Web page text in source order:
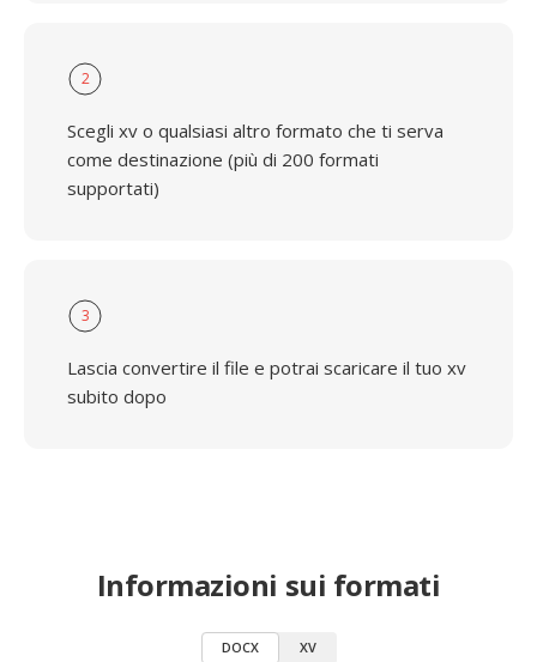
2
Scegli xv o qualsiasi altro formato che ti serva
come destinazione (più di 200 formati
supportati)
3
Lascia convertire il file e potrai scaricare il tuo xv
subito dopo
Informazioni sui formati
DOCX XV